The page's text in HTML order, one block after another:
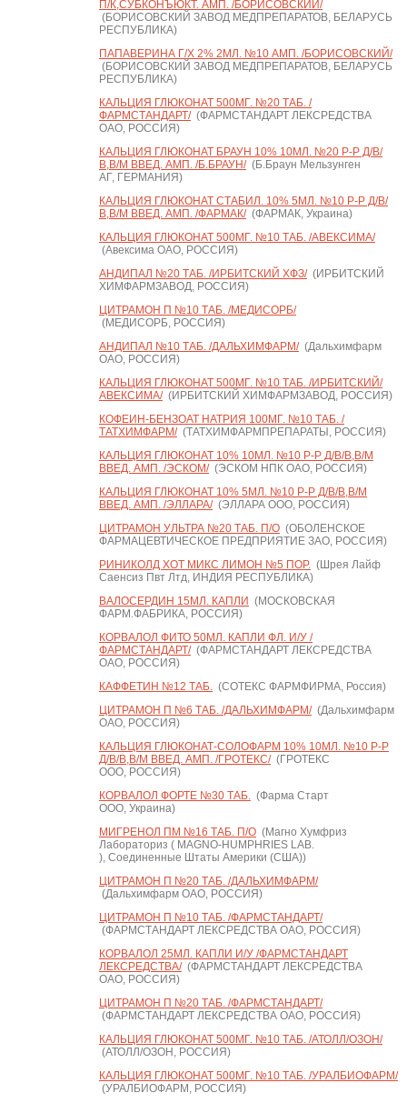
П/К,СУБКОНЪЮКТ. АМП. /БОРИСОВСКИЙ/
(БОРИСОВСКИЙ ЗАВОД МЕДПРЕПАРАТОВ, БЕЛАРУСЬ
РЕСПУБЛИКА)
ПАПАВЕРИНА Г/Х 2% 2МЛ. №10 АМП. /БОРИСОВСКИЙ/
(БОРИСОВСКИЙ ЗАВОД МЕДПРЕПАРАТОВ, БЕЛАРУСЬ
РЕСПУБЛИКА)
КАЛЬЦИЯ ГЛЮКОНАТ 500МГ. №20 ТАБ. /
ФАРМСТАНДАРТ/(ФАРМСТАНДАРТ ЛЕКСРЕДСТВА
ОАО, РОССИЯ)
КАЛЬЦИЯ ГЛЮКОНАТ БРАУН 10% 10МЛ. №20 Р-Р Д/В/
В,В/М ВВЕД. АМП. /Б.БРАУН/(Б.Браун Мельзунген
АГ, ГЕРМАНИЯ)
КАЛЬЦИЯ ГЛЮКОНАТ СТАБИЛ. 10% 5МЛ. №10 Р-Р Д/В/
В,В/М ВВЕД. АМП. /ФАРМАК/(ФАРМАК, Украина)
КАЛЬЦИЯ ГЛЮКОНАТ 500МГ. №10 ТАБ. /АВЕКСИМА/
(Авексима ОАО, РОССИЯ)
АНДИПАЛ №20 ТАБ. /ИРБИТСКИЙ ХФЗ/(ИРБИТСКИЙ
ХИМФАРМЗАВОД, РОССИЯ)
ЦИТРАМОН П №10 ТАБ. /МЕДИСОРБ/
(МЕДИСОРБ, РОССИЯ)
АНДИПАЛ №10 ТАБ. /ДАЛЬХИМФАРМ/(Дальхимфарм
ОАО, РОССИЯ)
КАЛЬЦИЯ ГЛЮКОНАТ 500МГ. №10 ТАБ. /ИРБИТСКИЙ/
АВЕКСИМА/(ИРБИТСКИЙ ХИМФАРМЗАВОД, РОССИЯ)
КОФЕИН-БЕНЗОАТ НАТРИЯ 100МГ. №10 ТАБ. /
ТАТХИМФАРМ/(ТАТХИМФАРМПРЕПАРАТЫ, РОССИЯ)
КАЛЬЦИЯ ГЛЮКОНАТ 10% 10МЛ. №10 Р-Р Д/В/В,В/М
ВВЕД. АМП. /ЭСКОМ/(ЭСКОМ НПК ОАО, РОССИЯ)
КАЛЬЦИЯ ГЛЮКОНАТ 10% 5МЛ. №10 Р-Р Д/В/В,В/М
ВВЕД. АМП. /ЭЛЛАРА/(ЭЛЛАРА ООО, РОССИЯ)
ЦИТРАМОН УЛЬТРА №20 ТАБ. П/О(ОБОЛЕНСКОЕ
ФАРМАЦЕВТИЧЕСКОЕ ПРЕДПРИЯТИЕ ЗАО, РОССИЯ)
РИНИКОЛД ХОТ МИКС ЛИМОН №5 ПОР.(Шрея Лайф
Саенсиз Пвт Лтд, ИНДИЯ РЕСПУБЛИКА)
ВАЛОСЕРДИН 15МЛ. КАПЛИ (МОСКОВСКАЯ
ФАРМ.ФАБРИКА, РОССИЯ)
КОРВАЛОЛ ФИТО 50МЛ. КАПЛИ ФЛ. И/У /
ФАРМСТАНДАРТ/(ФАРМСТАНДАРТ ЛЕКСРЕДСТВА
ОАО, РОССИЯ)
КАФФЕТИН №12 ТАБ.(СОТЕКС ФАРМФИРМА, Россия)
ЦИТРАМОН П №6 ТАБ. /ДАЛЬХИМФАРМ/(Дальхимфарм
ОАО, РОССИЯ)
КАЛЬЦИЯ ГЛЮКОНАТ-СОЛОФАРМ 10% 10МЛ. №10 Р-Р
Д/В/В,В/М ВВЕД. АМП. /ГРОТЕКС/(ГРОТЕКС
ООО, РОССИЯ)
КОРВАЛОЛ ФОРТЕ №30 ТАБ.(Фарма Старт
ООО, Украина)
МИГРЕНОЛ ПМ №16 ТАБ. П/О(Магно Хумфриз
Лабораториз ( MAGNO-HUMPHRIES LAB.
), Соединенные Штаты Америки (США))
ЦИТРАМОН П №20 ТАБ. /ДАЛЬХИМФАРМ/
(Дальхимфарм ОАО, РОССИЯ)
ЦИТРАМОН П №10 ТАБ. /ФАРМСТАНДАРТ/
(ФАРМСТАНДАРТ ЛЕКСРЕДСТВА ОАО, РОССИЯ)
КОРВАЛОЛ 25МЛ. КАПЛИ И/У /ФАРМСТАНДАРТ
ЛЕКСРЕДСТВА/(ФАРМСТАНДАРТ ЛЕКСРЕДСТВА
ОАО, РОССИЯ)
ЦИТРАМОН П №20 ТАБ. /ФАРМСТАНДАРТ/
(ФАРМСТАНДАРТ ЛЕКСРЕДСТВА ОАО, РОССИЯ)
КАЛЬЦИЯ ГЛЮКОНАТ 500МГ. №10 ТАБ. /АТОЛЛ/ОЗОН/
(АТОЛЛ/ОЗОН, РОССИЯ)
КАЛЬЦИЯ ГЛЮКОНАТ 500МГ. №10 ТАБ. /УРАЛБИОФАРМ/
(УРАЛБИОФАРМ, РОССИЯ)